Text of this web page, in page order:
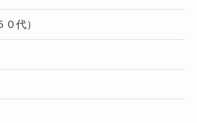
代）